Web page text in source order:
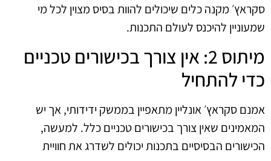
סקראץ׳ מקנה כלים שיכולים להוות בסיס מצוין לכל מי
שמעוניין להיכנס לעולם התכנות.
מיתוס 2: אין צורך בכישורים טכניים
כדי להתחיל
אמנם סקראץ׳ אונליין מתאפיין בממשק ידידותי, אך יש
המאמינים שאין צורך בכישורים טכניים כלל. למעשה,
הכישורים הבסיסיים בתכנות יכולים לשדרג את חוויית